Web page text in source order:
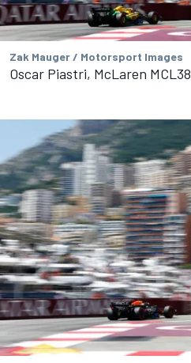
Zak Mauger / Motorsport Images
Oscar Piastri, McLaren MCL38